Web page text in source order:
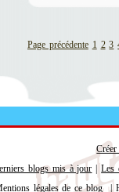
Page précédente 1 2 3
blogs mis à jour |Les
légales de ce blog|